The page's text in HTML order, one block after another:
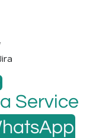
Service